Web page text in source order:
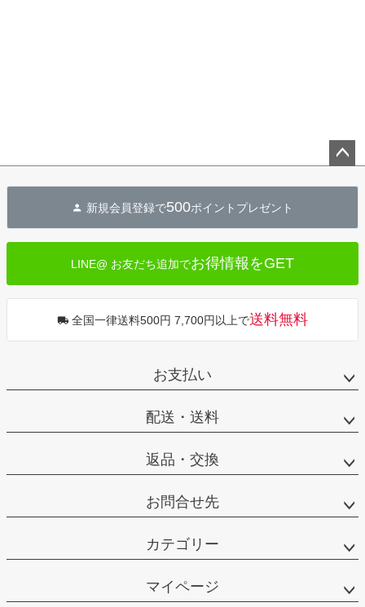
へ
新規会員登録で500ポイントプレゼント
LINE@ お友だち追加でお得情報をGET
全国一律送料500円 7,700円以上で送料無料
お支払い
配送・送料
返品・交換
お問合せ先
カテゴリー
マイページ